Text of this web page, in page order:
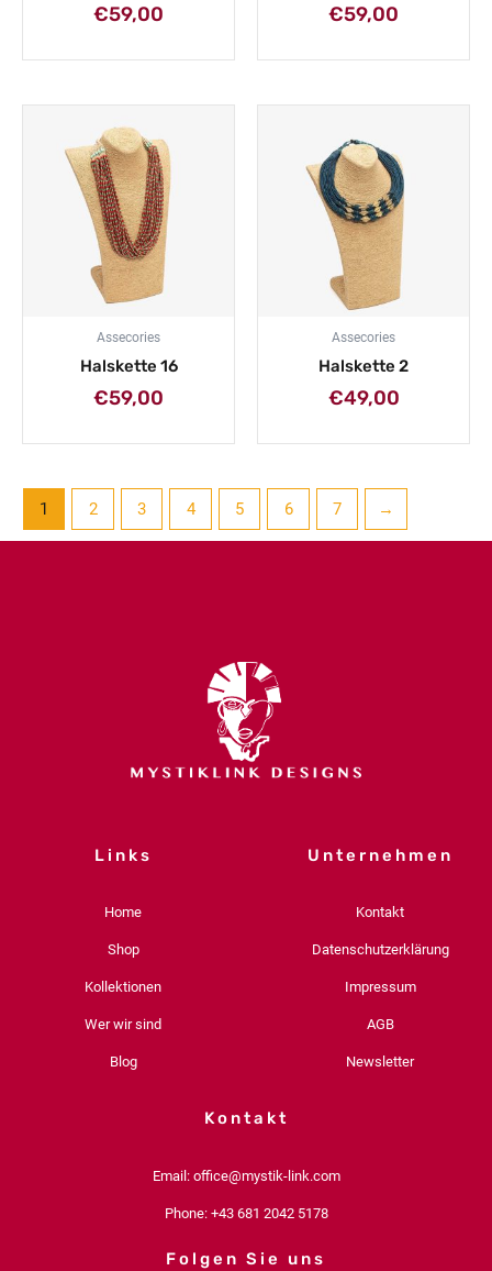
€59,00 €59,00
Assecories
Halskette 16
€59,00
Assecories
Halskette 2
€49,00
1 2 3 4 5 6 7 →
Links
Home
Shop
Kollektionen
Wer wir sind
Blog
Unternehmen
Kontakt
Datenschutzerklärung
Impressum
AGB
Newsletter
Kontakt
Email: office@mystik-link.com
Phone: +43 681 2042 5178
Folgen Sie uns